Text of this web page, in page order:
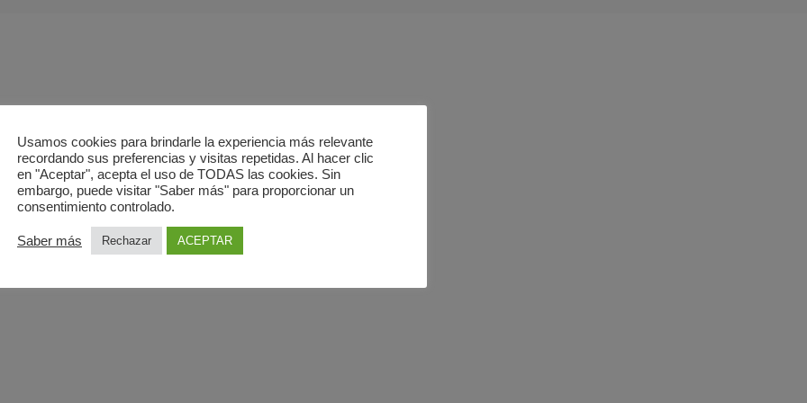
Vaciamadrid
Usamos cookies para brindarle la experiencia más relevante
recordando sus preferencias y visitas repetidas. Al hacer clic
en "Aceptar", acepta el uso de TODAS las cookies. Sin
embargo, puede visitar "Saber más" para proporcionar un
consentimiento controlado.
Saber más Rechazar ACEPTAR